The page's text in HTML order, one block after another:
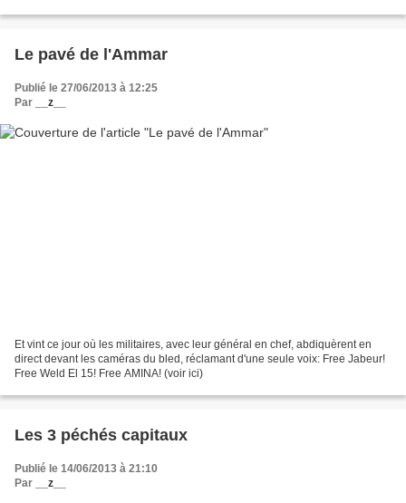
Le pavé de l'Ammar
Publié le 27/06/2013 à 12:25
Par
__z__
Et vint ce jour où les militaires, avec leur général en chef, abdiquèrent en
direct devant les caméras du bled, réclamant d'une seule voix: Free Jabeur!
Free Weld El 15! Free AMINA! (voir ici)
Les 3 péchés capitaux
Publié le 14/06/2013 à 21:10
Par
__z__